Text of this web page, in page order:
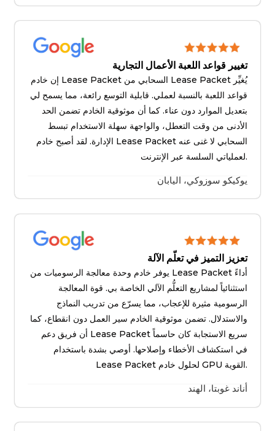
تغيير قواعد اللعبة الأعمال التجارية
إن خادم Lease Packet السحابي من Lease Packet يُغيِّر
قواعد اللعبة بالنسبة لعملي. قابلية التوسع رائعة، مما يسمح لي
بتعديل الموارد دون عناء. كما أن موثوقية الخادم تضمن الحد
الأدنى من وقت التعطل، والواجهة سهلة الاستخدام تبسط
الإدارة. لقد أصبح خادم Lease Packet السحابي لا غنى عنه
لعملياتي السلسة عبر الإنترنت.
يوكيكو سوزوكي، اليابان
تعزيز التميز في تعلّم الآلة
يوفر خادم وحدة معالجة الرسوميات من Lease Packet أداءً
استثنائياً لمشاريع التعلُّم الآلي الخاصة بي. قوة المعالجة
الرسومية مثيرة للإعجاب، مما يسرّع من تدريب النماذج
والاستدلال. تضمن موثوقية الخادم سير العمل دون انقطاع، كما
أن فريق دعم Lease Packet سريع الاستجابة كان حاسماً
في استكشاف الأخطاء وإصلاحها. أوصي بشدة باستخدام
Lease Packet لحلول خادم GPU القوية.
أناند غوبتا، الهند